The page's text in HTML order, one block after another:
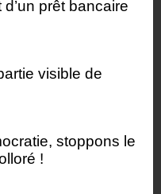
prêt bancaire
visible de
stoppons le
!